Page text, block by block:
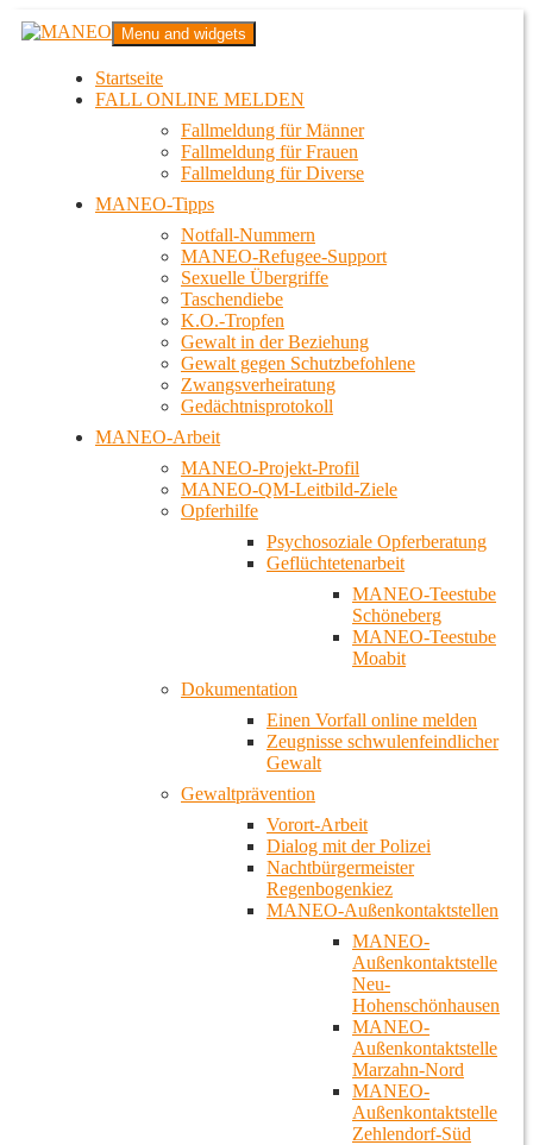
Zum
InhaltMANEO
Das schwule Anti-Gewalt-Projekt in Berlin
Menu and widgets
Startseite
FALL ONLINE MELDEN
Fallmeldung für Männer
Fallmeldung für Frauen
Fallmeldung für Diverse
MANEO-Tipps
Notfall-Nummern
MANEO-Refugee-Support
Sexuelle Übergriffe
Taschendiebe
K.O.-Tropfen
Gewalt in der Beziehung
Gewalt gegen Schutzbefohlene
Zwangsverheiratung
Gedächtnisprotokoll
MANEO-Arbeit
MANEO-Projekt-Profil
MANEO-QM-Leitbild-Ziele
Opferhilfe
Psychosoziale Opferberatung
Geflüchtetenarbeit
MANEO-Teestube
Schöneberg
MANEO-Teestube
Moabit
Dokumentation
Einen Vorfall online melden
Zeugnisse schwulenfeindlicher
Gewalt
Gewaltprävention
Vorort-Arbeit
Dialog mit der Polizei
Nachtbürgermeister
Regenbogenkiez
MANEO-Außenkontaktstellen
MANEO-
Außenkontaktstelle
Neu-
Hohenschönhausen
MANEO-
Außenkontaktstelle
Marzahn-Nord
MANEO-
Außenkontaktstelle
Zehlendorf-Süd